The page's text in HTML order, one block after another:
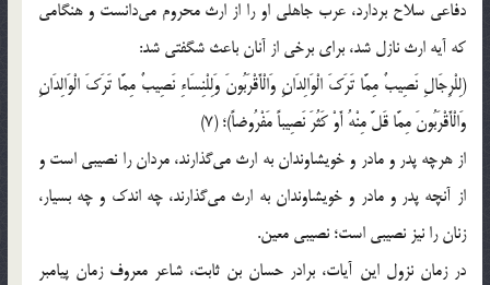
دفاعی سلاح بردارد، عرب جاهلی او را از ارث محروم می‌دانست و هنگامی
که آیه ارث نازل شد، برای برخی از آنان باعث شگفتی شد:
(لِلْرِجَالِ نَصِیبٌ مِمَّا تَرَكَ الْوَالِدَانِ وَالْأَقْرَبُونَ وَلِلْنِسَاءِ نَصِیبٌ مِمَّا تَرَكَ الْوَالِدَانِ
وَالْأَقْرَبُونَ مِمَّا قَلَّ مِنْهُ أَوْ كَثُرَ نَصِیباً مَفْرُوضاً)؛ (7)
از هرچه پدر و مادر و خویشاوندان به ارث می‌گذارند، مردان را نصیبی است و
از آنچه پدر و مادر و خویشاوندان به ارث می‌گذارند، چه اندک و چه بسیار،
زنان را نیز نصیبی است؛ نصیبی معین.
در زمان نزول این آیات، برادر حسان بن ثابت، شاعر معروف زمان پیامبر